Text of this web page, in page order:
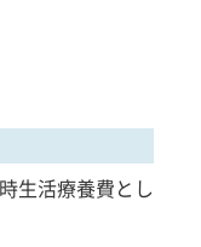
生活療養費とし